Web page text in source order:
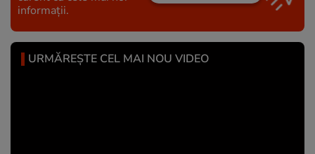
informații.
URMĂREȘTE CEL MAI NOU VIDEO